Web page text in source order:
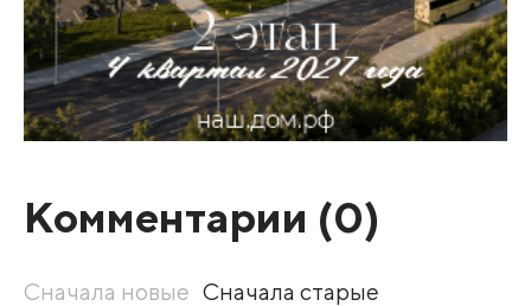
Комментарии (0)
Сначала новые Сначала старые